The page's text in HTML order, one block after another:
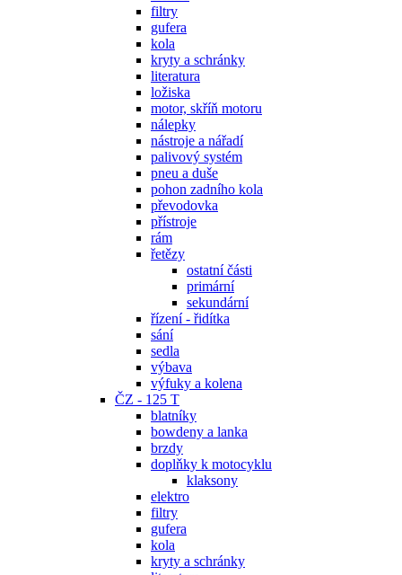
filtry
gufera
kola
kryty a schránky
literatura
ložiska
motor, skříň motoru
nálepky
nástroje a nářadí
palivový systém
pneu a duše
pohon zadního kola
převodovka
přístroje
rám
řetězy
ostatní části
primární
sekundární
řízení - řidítka
sání
sedla
výbava
výfuky a kolena
ČZ - 125 T
blatníky
bowdeny a lanka
brzdy
doplňky k motocyklu
klaksony
elektro
filtry
gufera
kola
kryty a schránky